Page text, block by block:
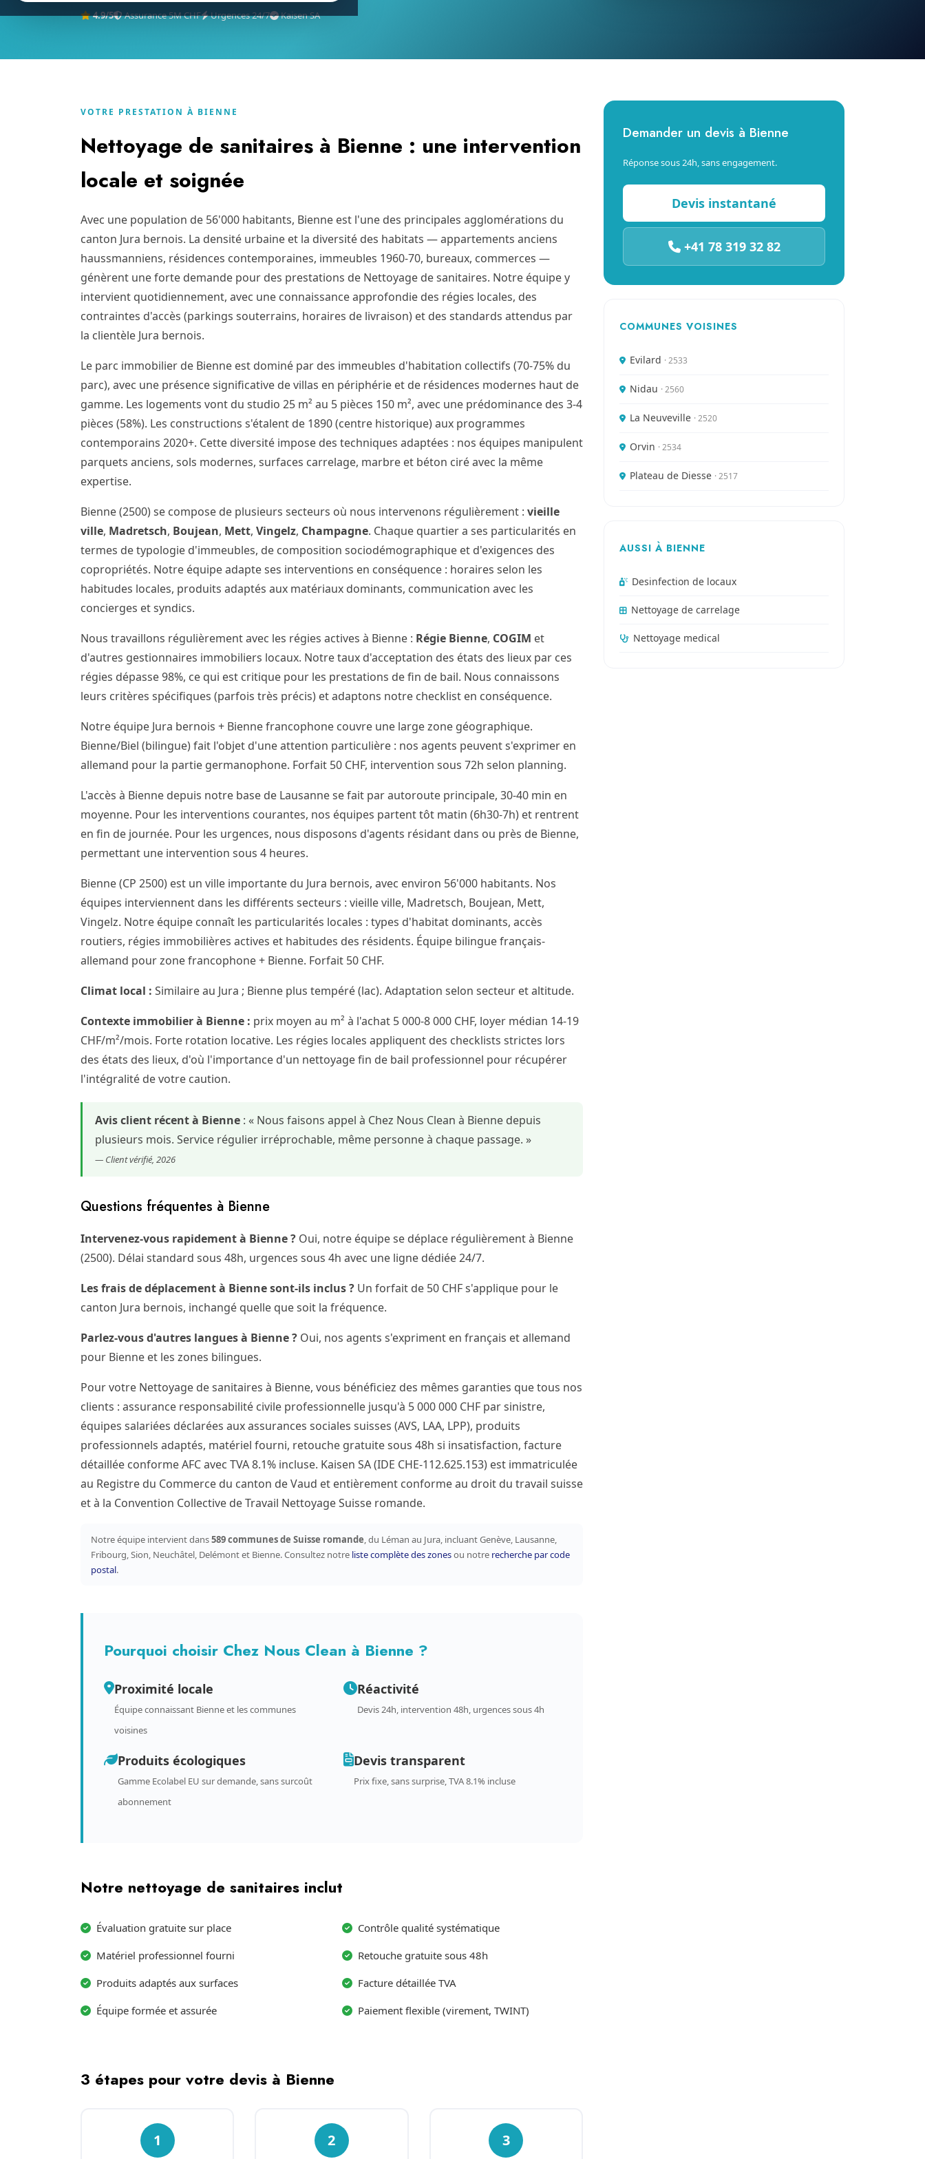
4.9/5 Assurance 5M CHF Urgences 24/7 Kaisen SA
VOTRE PRESTATION À BIENNE
Nettoyage de sanitaires à Bienne : une intervention
locale et soignée
Avec une population de 56'000 habitants, Bienne est l'une des principales agglomérations du
canton Jura bernois. La densité urbaine et la diversité des habitats — appartements anciens
haussmanniens, résidences contemporaines, immeubles 1960-70, bureaux, commerces —
génèrent une forte demande pour des prestations de Nettoyage de sanitaires. Notre équipe y
intervient quotidiennement, avec une connaissance approfondie des régies locales, des
contraintes d'accès (parkings souterrains, horaires de livraison) et des standards attendus par
la clientèle Jura bernois.
Le parc immobilier de Bienne est dominé par des immeubles d'habitation collectifs (70-75% du
parc), avec une présence significative de villas en périphérie et de résidences modernes haut de
gamme. Les logements vont du studio 25 m² au 5 pièces 150 m², avec une prédominance des 3-4
pièces (58%). Les constructions s'étalent de 1890 (centre historique) aux programmes
contemporains 2020+. Cette diversité impose des techniques adaptées : nos équipes manipulent
parquets anciens, sols modernes, surfaces carrelage, marbre et béton ciré avec la même
expertise.
Bienne (2500) se compose de plusieurs secteurs où nous intervenons régulièrement : vieille
ville, Madretsch, Boujean, Mett, Vingelz, Champagne. Chaque quartier a ses particularités en
termes de typologie d'immeubles, de composition sociodémographique et d'exigences des
copropriétés. Notre équipe adapte ses interventions en conséquence : horaires selon les
habitudes locales, produits adaptés aux matériaux dominants, communication avec les
concierges et syndics.
Nous travaillons régulièrement avec les régies actives à Bienne : Régie Bienne, COGIM et
d'autres gestionnaires immobiliers locaux. Notre taux d'acceptation des états des lieux par ces
régies dépasse 98%, ce qui est critique pour les prestations de fin de bail. Nous connaissons
leurs critères spécifiques (parfois très précis) et adaptons notre checklist en conséquence.
Notre équipe Jura bernois + Bienne francophone couvre une large zone géographique.
Bienne/Biel (bilingue) fait l'objet d'une attention particulière : nos agents peuvent s'exprimer en
allemand pour la partie germanophone. Forfait 50 CHF, intervention sous 72h selon planning.
L'accès à Bienne depuis notre base de Lausanne se fait par autoroute principale, 30-40 min en
moyenne. Pour les interventions courantes, nos équipes partent tôt matin (6h30-7h) et rentrent
en fin de journée. Pour les urgences, nous disposons d'agents résidant dans ou près de Bienne,
permettant une intervention sous 4 heures.
Bienne (CP 2500) est un ville importante du Jura bernois, avec environ 56'000 habitants. Nos
équipes interviennent dans les différents secteurs : vieille ville, Madretsch, Boujean, Mett,
Vingelz. Notre équipe connaît les particularités locales : types d'habitat dominants, accès
routiers, régies immobilières actives et habitudes des résidents. Équipe bilingue français-
allemand pour zone francophone + Bienne. Forfait 50 CHF.
Climat local : Similaire au Jura ; Bienne plus tempéré (lac). Adaptation selon secteur et altitude.
Contexte immobilier à Bienne : prix moyen au m² à l'achat 5 000-8 000 CHF, loyer médian 14-19
CHF/m²/mois. Forte rotation locative. Les régies locales appliquent des checklists strictes lors
des états des lieux, d'où l'importance d'un nettoyage fin de bail professionnel pour récupérer
l'intégralité de votre caution.
Avis client récent à Bienne : « Nous faisons appel à Chez Nous Clean à Bienne depuis
plusieurs mois. Service régulier irréprochable, même personne à chaque passage. »
— Client vérifié, 2026
Questions fréquentes à Bienne
Intervenez-vous rapidement à Bienne ? Oui, notre équipe se déplace régulièrement à Bienne
(2500). Délai standard sous 48h, urgences sous 4h avec une ligne dédiée 24/7.
Les frais de déplacement à Bienne sont-ils inclus ? Un forfait de 50 CHF s'applique pour le
canton Jura bernois, inchangé quelle que soit la fréquence.
Parlez-vous d'autres langues à Bienne ? Oui, nos agents s'expriment en français et allemand
pour Bienne et les zones bilingues.
Pour votre Nettoyage de sanitaires à Bienne, vous bénéficiez des mêmes garanties que tous nos
clients : assurance responsabilité civile professionnelle jusqu'à 5 000 000 CHF par sinistre,
équipes salariées déclarées aux assurances sociales suisses (AVS, LAA, LPP), produits
professionnels adaptés, matériel fourni, retouche gratuite sous 48h si insatisfaction, facture
détaillée conforme AFC avec TVA 8.1% incluse. Kaisen SA (IDE CHE-112.625.153) est immatriculée
au Registre du Commerce du canton de Vaud et entièrement conforme au droit du travail suisse
et à la Convention Collective de Travail Nettoyage Suisse romande.
Notre équipe intervient dans589 communes de Suisse romande, du Léman au Jura, incluant Genève, Lausanne,
Fribourg, Sion, Neuchâtel, Delémont et Bienne. Consultez notre liste complète des zonesou notre recherche par code
postal.
Pourquoi choisir Chez Nous Clean à Bienne ?
Proximité locale
Équipe connaissant Bienne et les communes
voisines
Réactivité
Devis 24h, intervention 48h, urgences sous 4h
Produits écologiques
Gamme Ecolabel EU sur demande, sans surcoût
abonnement
Devis transparent
Prix fixe, sans surprise, TVA 8.1% incluse
Notre nettoyage de sanitaires inclut
Évaluation gratuite sur place
Matériel professionnel fourni
Produits adaptés aux surfaces
Équipe formée et assurée
Contrôle qualité systématique
Retouche gratuite sous 48h
Facture détaillée TVA
Paiement flexible (virement, TWINT)
3 étapes pour votre devis à Bienne
1 2 3
Demander un devis à Bienne
Réponse sous 24h, sans engagement.
Devis instantané
+41 78 319 32 82
COMMUNES VOISINES
Evilard · 2533
Nidau · 2560
La Neuveville · 2520
Orvin · 2534
Plateau de Diesse · 2517
AUSSI À BIENNE
Desinfection de locaux
Nettoyage de carrelage
Nettoyage medical